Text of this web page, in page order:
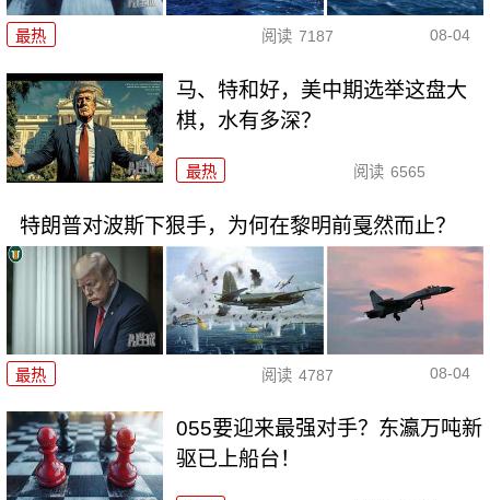
最热 阅读 7187 08-04
马、特和好，美中期选举这盘大
棋，水有多深？
最热 阅读 6565
特朗普对波斯下狠手，为何在黎明前戛然而止？
最热 阅读 4787 08-04
055要迎来最强对手？东瀛万吨新
驱已上船台！